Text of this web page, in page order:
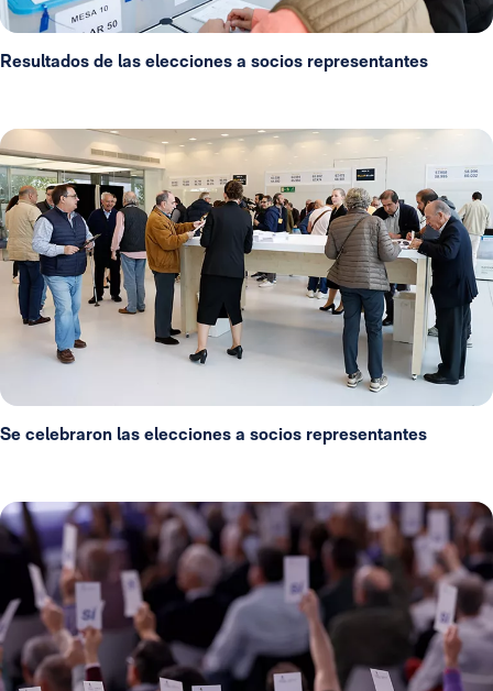
Resultados de las elecciones a socios representantes
Se celebraron las elecciones a socios representantes